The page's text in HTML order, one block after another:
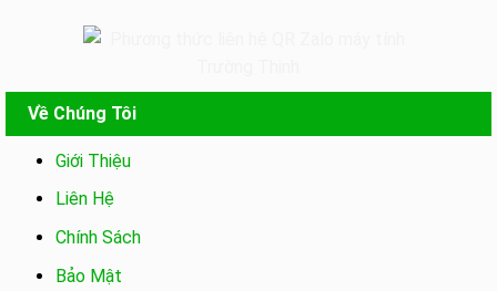
Về Chúng Tôi
Giới Thiệu
Liên Hệ
Chính Sách
Bảo Mật